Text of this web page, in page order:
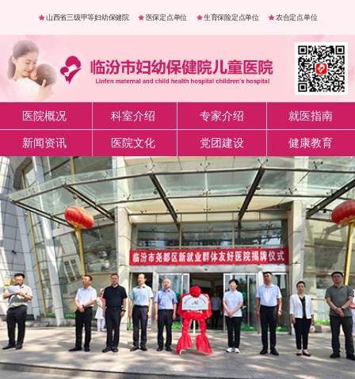
山西省三级甲等妇幼保健院 医保定点单位 生育保险定点单位 农合定点单位
医院概况 科室介绍 专家介绍 就医指南
新闻资讯 医院文化 党团建设 健康教育